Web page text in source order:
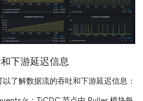
下游延迟信息
了解数据流的吞吐和下游延迟信息：